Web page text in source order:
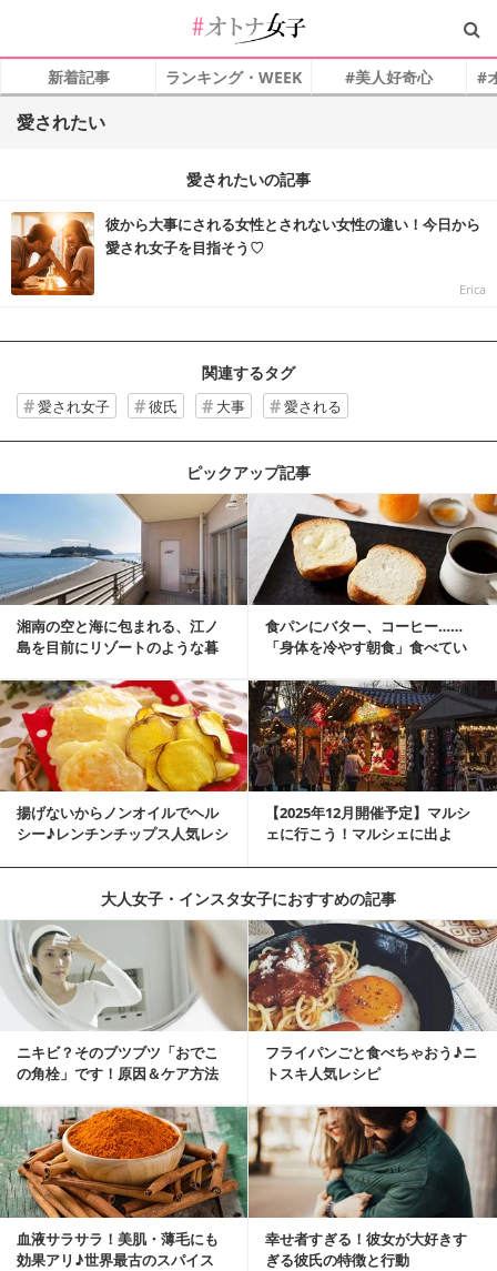
新着記事 ランキング・WEEK #美人好奇心 #
愛されたい
愛されたいの記事
彼から大事にされる女性とされない女性の違い！今日から
愛され女子を目指そう♡
Erica
関連するタグ
愛され女子 彼氏 大事 愛される
ピックアップ記事
湘南の空と海に包まれる、江ノ
島を目前にリゾートのような暮
食パンにバター、コーヒー……
「身体を冷やす朝食」食べてい
揚げないからノンオイルでヘル
シー♪レンチンチップス人気レシ
【2025年12月開催予定】マルシ
ェに行こう！マルシェに出よ
大人女子・インスタ女子におすすめの記事
ニキビ？そのブツブツ「おでこ
の角栓」です！原因＆ケア方法
フライパンごと食べちゃおう♪ニ
トスキ人気レシピ
血液サラサラ！美肌・薄毛にも
効果アリ♪世界最古のスパイス
幸せ者すぎる！彼女が大好きす
ぎる彼氏の特徴と行動